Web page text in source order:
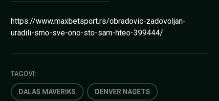
https://www.maxbetsport.rs/obradovic-zadovoljan-
uradili-smo-sve-ono-sto-sam-hteo-399444/
TAGOVI:
DALAS MAVERIKS DENVER NAGETS